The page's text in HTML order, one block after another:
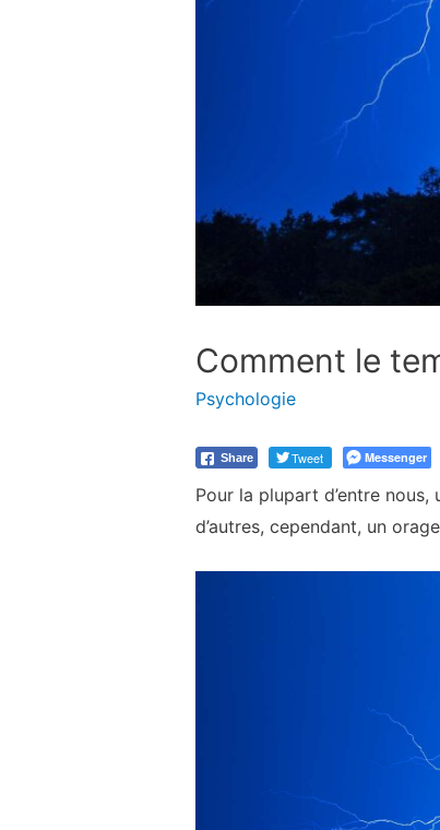
Comment le
Psychologie
Share Tweet Messenger
Pour la plupart d’entre nous,
d’autres, cependant, un